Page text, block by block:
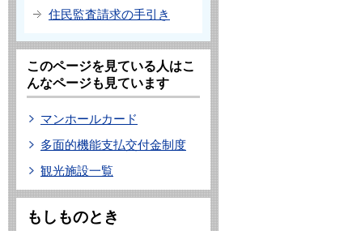
住民監査請求の手引き
このページを見ている人はこ
んなページも見ています
マンホールカード
多面的機能支払交付金制度
観光施設一覧
もしものとき